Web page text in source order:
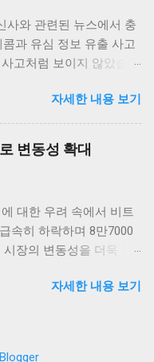
가 나자, 비트코인은 약
망적인 신호를 전달했습
심리에 따라 빠르게 반
, 리플 등 다른 암호화폐들
러한 상황에서 암호화폐
할지를 주의 깊게 지켜
전히 존재하기 때문입
데, 여러 요소가 시장의
금리 환경은 기관 투자자
는 계기로 작용하고 있
적인 매력도도 증가하게
순히 단기적인 수익을 노
사와 관련된 뉴스에서 충
과 유심 정보 유출 사고
고처럼 보이지 않았습니
위기를 맞게 된 건, 통신
한 사용자들에게도 큰
가 ‘신규 가입 중단’이라
릿속에서 오랫동안 떠
놀라웠지만, 더 나아가
되었습니다. 사실 해킹
이슈가 아닙니다. 그런
다. 왜냐하면 해킹의 결
상황에서 저는 단순히
테니까요. SK텔레콤,
자세한 내용 보기
변동성 확대
대한 우려 속에서 비트
속히 하락하며 8만7000
장의 변동성을 더욱 부
폐 시장 전체에 큰 영향을
니다. 투자자들은 연준이
자세한 내용 보기